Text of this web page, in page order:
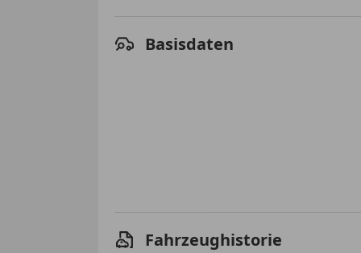
Basisdaten
Fahrzeughistorie